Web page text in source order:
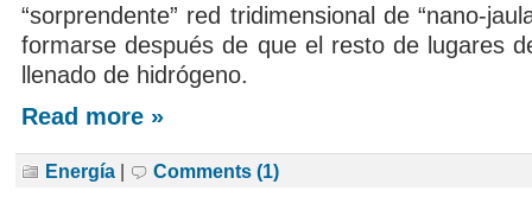
“sorprendente” red tridimensional de “nano-
formarse después de que el resto de lugares
llenado de hidrógeno.
Read more »
Energía | Comments (1)